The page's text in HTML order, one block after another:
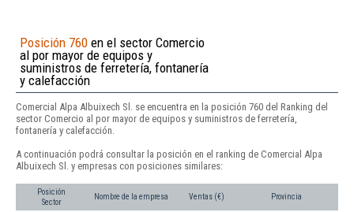
Posición 760 en el sector Comercio
al por mayor de equipos y
suministros de ferretería, fontanería
y calefacción
Comercial Alpa Albuixech Sl. se encuentra en la posición 760 del Ranking del
sector Comercio al por mayor de equipos y suministros de ferretería,
fontanería y calefacción.
A continuación podrá consultar la posición en el ranking de Comercial Alpa
Albuixech Sl. y empresas con posiciones similares:
Posición
Sector
Nombre de la empresa Ventas (€) Provincia